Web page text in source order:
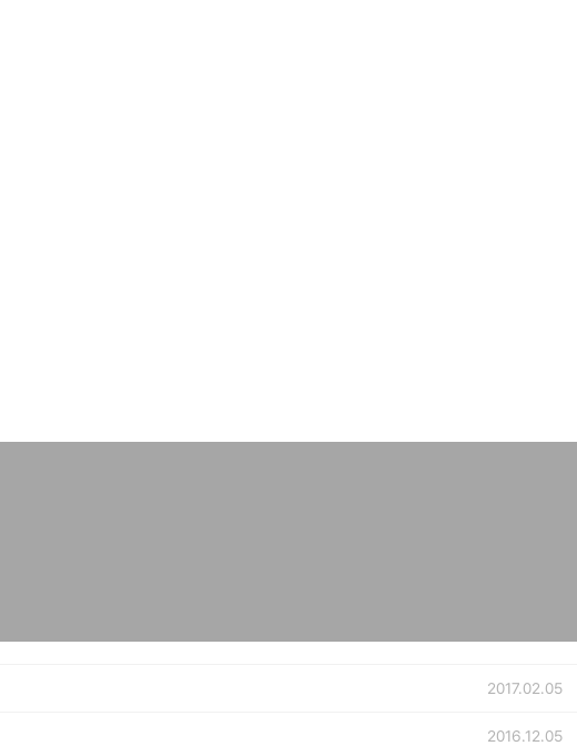
2017.02.05
2016.12.05